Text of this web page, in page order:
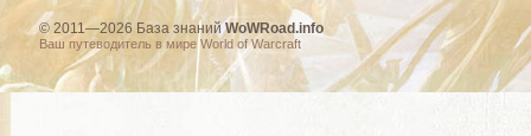
© 2011—2026 База знанийWoWRoad.info
Ваш путеводитель в мире World of Warcraft